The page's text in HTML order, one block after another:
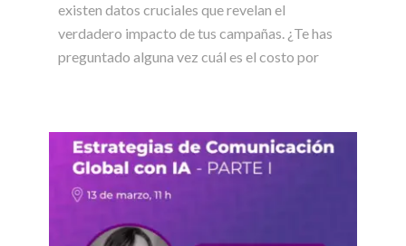
existen datos cruciales que revelan el
verdadero impacto de tus campañas. ¿Te has
preguntado alguna vez cuál es el costo por